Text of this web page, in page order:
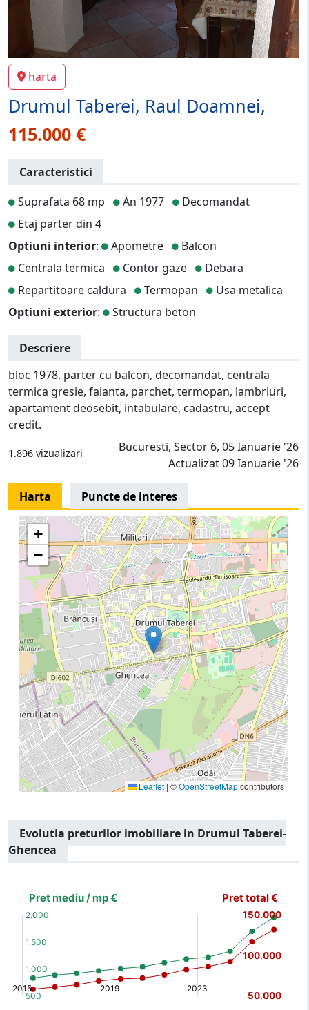
harta
Drumul Taberei, Raul Doamnei,
115.000 €
Caracteristici
Suprafata 68 mp
An 1977
Decomandat
Etaj parter din 4
Optiuni interior: Apometre
Balcon
Centrala termica
Contor gaze
Debara
Repartitoare caldura
Termopan
Usa metalica
Optiuni exterior: Structura beton
Descriere
bloc 1978, parter cu balcon, decomandat, centrala
termica gresie, faianta, parchet, termopan, lambriuri,
apartament deosebit, intabulare, cadastru, accept
credit.
1.896 vizualizari
Bucuresti, Sector 6, 05 Ianuarie '26
Actualizat 09 Ianuarie '26
Harta Puncte de interes
+
−
Leaflet | ©OpenStreetMapcontributors
Evolutia preturilor imobiliare in Drumul Taberei-
Ghencea